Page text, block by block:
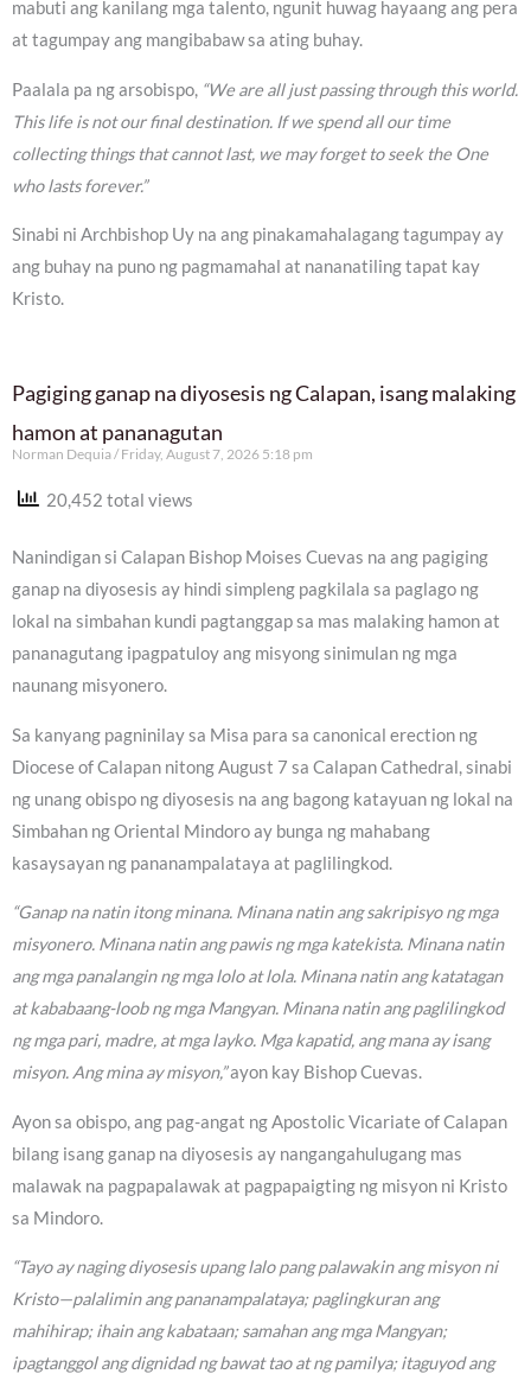
mabuti ang kanilang mga talento, ngunit huwag hayaang ang pera
at tagumpay ang mangibabaw sa ating buhay.
Paalala pa ng arsobispo, “We are all just passing through this world.
This life is not our final destination. If we spend all our time
collecting things that cannot last, we may forget to seek the One
who lasts forever.”
Sinabi ni Archbishop Uy na ang pinakamahalagang tagumpay ay
ang buhay na puno ng pagmamahal at nananatiling tapat kay
Kristo.
Pagiging ganap na diyosesis ng Calapan, isang malaking
hamon at pananagutan
Norman Dequia Friday, August 7, 2026 5:18 pm
20,452 total views
Nanindigan si Calapan Bishop Moises Cuevas na ang pagiging
ganap na diyosesis ay hindi simpleng pagkilala sa paglago ng
lokal na simbahan kundi pagtanggap sa mas malaking hamon at
pananagutang ipagpatuloy ang misyong sinimulan ng mga
naunang misyonero.
Sa kanyang pagninilay sa Misa para sa canonical erection ng
Diocese of Calapan nitong August 7 sa Calapan Cathedral, sinabi
ng unang obispo ng diyosesis na ang bagong katayuan ng lokal na
Simbahan ng Oriental Mindoro ay bunga ng mahabang
kasaysayan ng pananampalataya at paglilingkod.
“Ganap na natin itong minana. Minana natin ang sakripisyo ng mga
misyonero. Minana natin ang pawis ng mga katekista. Minana natin
ang mga panalangin ng mga lolo at lola. Minana natin ang katatagan
at kababaang-loob ng mga Mangyan. Minana natin ang paglilingkod
ng mga pari, madre, at mga layko. Mga kapatid, ang mana ay isang
misyon. Ang mina ay misyon,”ayon kay Bishop Cuevas.
Ayon sa obispo, ang pag-angat ng Apostolic Vicariate of Calapan
bilang isang ganap na diyosesis ay nangangahulugang mas
malawak na pagpapalawak at pagpapaigting ng misyon ni Kristo
sa Mindoro.
“Tayo ay naging diyosesis upang lalo pang palawakin ang misyon ni
Kristo—palalimin ang pananampalataya; paglingkuran ang
mahihirap; ihain ang kabataan; samahan ang mga Mangyan;
ipagtanggol ang dignidad ng bawat tao at ng pamilya; itaguyod ang